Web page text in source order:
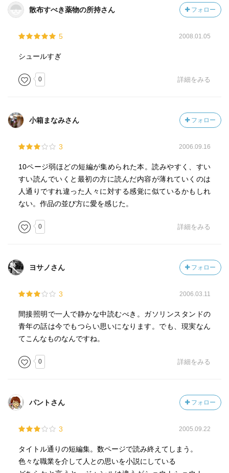
散布すべき薬物の所持さん フォロー
5 2008.01.05
シュールすぎ
0 詳細をみる
小箱まなみさん フォロー
3 2006.09.16
10ページ弱ほどの短編が集められた本。読みやすく、すい
すい読んでいくと最初の方に読んだ内容が薄れていくのは
人通りですれ違った人々に対する感覚に似ているかもしれ
ない。作品の並び方に愛を感じた。
0 詳細をみる
ヨサノさん フォロー
3 2006.03.11
間接照明で一人で静かな中読むべき。ガソリンスタンドの
青年の話は今でもつらい思いになります。でも、現実なん
てこんなものなんですね。
0 詳細をみる
パントさん フォロー
3 2005.09.22
タイトル通りの短編集。数ページで読み終えてしまう。
色々な職業を介して人との思いを小説にしている